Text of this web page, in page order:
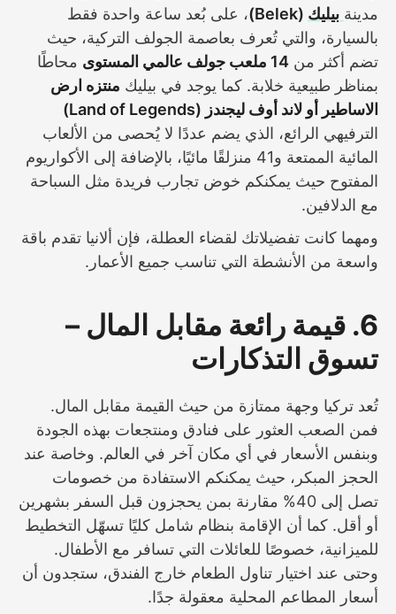
مدينة بيليك (Belek)
، على بُعد ساعة واحدة فقط
بالسيارة، والتي تُعرف بعاصمة الجولف التركية، حيث
تضم أكثر من 14 ملعب جولف عالمي المستوى
محاطًا
بمناظر طبيعية خلابة. كما يوجد في بيليك منتزه ارض
الاساطير أو لاند أوف ليجندز (Land of Legends)
الترفيهي الرائع، الذي يضم عددًا لا يُحصى من الألعاب
المائية الممتعة و41 منزلقًا مائيًا، بالإضافة إلى الأكواريوم
المفتوح حيث يمكنكم خوض تجارب فريدة مثل السباحة
مع الدلافين.
ومهما كانت تفضيلاتك لقضاء العطلة، فإن ألانيا تقدم باقة
واسعة من الأنشطة التي تناسب جميع الأعمار.
6. قيمة رائعة مقابل المال –
تسوق التذكارات
تُعد تركيا وجهة ممتازة من حيث القيمة مقابل المال.
فمن الصعب العثور على فنادق ومنتجعات بهذه الجودة
وبنفس الأسعار في أي مكان آخر في العالم. وخاصة عند
الحجز المبكر، حيث يمكنكم الاستفادة من خصومات
تصل إلى 40% مقارنة بمن يحجزون قبل السفر بشهرين
أو أقل. كما أن الإقامة بنظام شامل كليًا تسهّل التخطيط
للميزانية، خصوصًا للعائلات التي تسافر مع الأطفال.
وحتى عند اختيار تناول الطعام خارج الفندق، ستجدون أن
أسعار المطاعم المحلية معقولة جدًا.